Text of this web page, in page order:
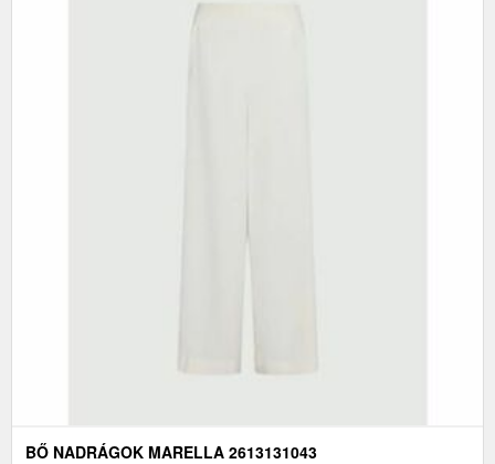
BŐ NADRÁGOK MARELLA 2613131043